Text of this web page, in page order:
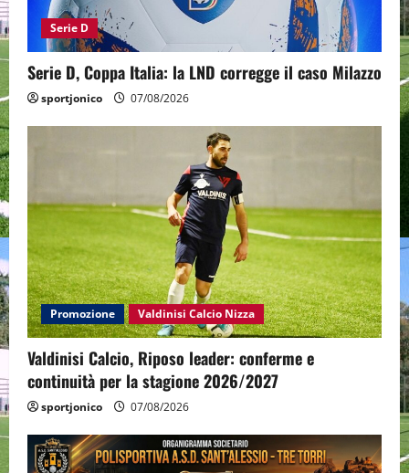
Serie D
Serie D, Coppa Italia: la LND corregge il caso Milazzo
sportjonico 07/08/2026
Promozione Valdinisi Calcio Nizza
Valdinisi Calcio, Riposo leader: conferme e
continuità per la stagione 2026/2027
sportjonico 07/08/2026